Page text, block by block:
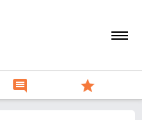
comment star